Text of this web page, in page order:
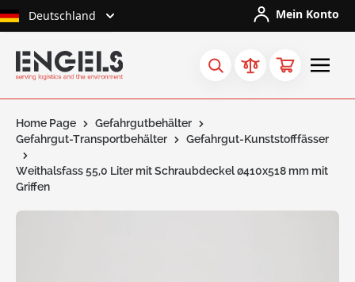
Skip to Content
Deutschland Mein Konto
Home Page
Gefahrgutbehälter
Gefahrgut-Transportbehälter
Gefahrgut-Kunststofffässer
Weithalsfass 55,0 Liter mit Schraubdeckel ø410x518 mm mit
Griffen